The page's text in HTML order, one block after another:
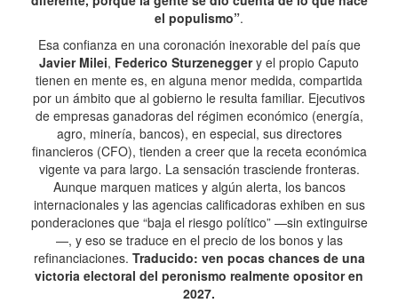
el populismo”.
Esa confianza en una coronación inexorable del país que
Javier Milei, Federico Sturzeneggery el propio Caputo
tienen en mente es, en alguna menor medida, compartida
por un ámbito que al gobierno le resulta familiar. Ejecutivos
de empresas ganadoras del régimen económico (energía,
agro, minería, bancos), en especial, sus directores
financieros (CFO), tienden a creer que la receta económica
vigente va para largo. La sensación trasciende fronteras.
Aunque marquen matices y algún alerta, los bancos
internacionales y las agencias calificadoras exhiben en sus
ponderaciones que “baja el riesgo político” —sin extinguirse
—, y eso se traduce en el precio de los bonos y las
refinanciaciones. Traducido: ven pocas chances de una
victoria electoral del peronismo realmente opositor en
2027.